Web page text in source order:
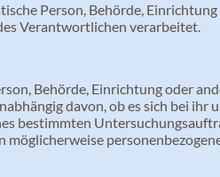
Person, Behörde,
Verantwortlichen verarbeitet.
Behörde, Einrichtung oder
davon, ob es sich bei ihr
bestimmten